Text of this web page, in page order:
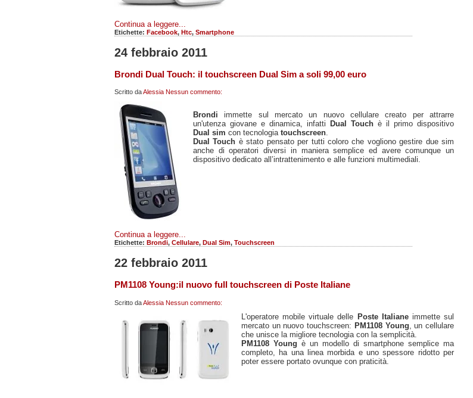
Continua a leggere...
Etichette: Facebook, Htc, Smartphone
24 febbraio 2011
Brondi Dual Touch: il touchscreen Dual Sim a soli 99,00 euro
Scritto daAlessia Nessun commento:
Brondi immette sul mercato un nuovo cellulare creato per attrarre
un'utenza giovane e dinamica, infatti
Dual Touch è il primo dispositivo
Dual sim con tecnologia touchscreen.
Dual Touch è stato pensato per tutti coloro che vogliono gestire due sim
anche di operatori diversi in maniera semplice ed avere comunque un
dispositivo dedicato all’intrattenimento e alle funzioni multimediali.
Continua a leggere...
Etichette: Brondi, Cellulare, Dual Sim, Touchscreen
22 febbraio 2011
PM1108 Young:il nuovo full touchscreen di Poste Italiane
Scritto daAlessia Nessun commento:
L'operatore mobile virtuale delle Poste Italiane immette sul
mercato un nuovo touchscreen: PM1108 Young , un cellulare
che unisce la migliore tecnologia con la semplicità.
PM1108 Young è un modello di smartphone semplice ma
completo, ha una linea morbida e uno spessore ridotto per
poter essere portato ovunque con praticità.